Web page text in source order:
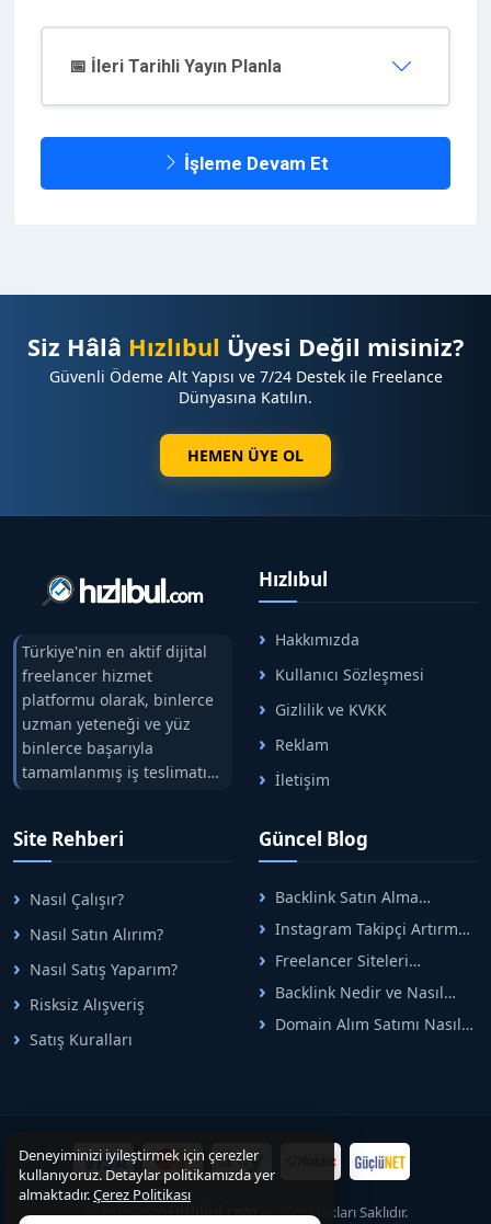
📅 İleri Tarihli Yayın Planla
İşleme Devam Et
Siz Hâlâ Hızlıbul Üyesi Değil misiniz?
Güvenli Ödeme Alt Yapısı ve 7/24 Destek ile Freelance
Dünyasına Katılın.
HEMEN ÜYE OL
Türkiye'nin en aktif dijital
freelancer hizmet
platformu olarak, binlerce
uzman yeteneği ve yüz
binlerce başarıyla
tamamlanmış iş teslimatını
tek çatıda buluşturuyoruz.
arasındaki süreci risksiz
alışveriş sistemi ile koruyan
ticaretin güvenli
adreslerinden birisidir.
Hızlıbul
Hakkımızda
Kullanıcı Sözleşmesi
Gizlilik ve KVKK
Reklam
İletişim
Site Rehberi
Nasıl Çalışır?
Nasıl Satın Alırım?
Nasıl Satış Yaparım?
Risksiz Alışveriş
Satış Kuralları
Güncel Blog
Backlink Satın Alma
Doğru Adımlar
Instagram Takipçi Artırma
Rehberi
Freelancer Siteleri
Yapılır
Backlink Nedir ve Nasıl
Domain Alım Satımı Nasıl
© 2015-2026Hizlibul.com— Tüm Hakları Saklıdır.
Deneyiminizi iyileştirmek için çerezler
kullanıyoruz. Detaylar politikamızda yer
almaktadır.Çerez Politikası